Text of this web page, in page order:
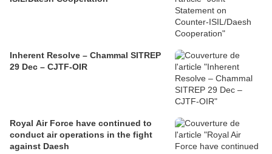
Inherent Resolve – Chammal SITREP
29 Dec – CJTF-OIR
Royal Air Force have continued to
conduct air operations in the fight
against Daesh